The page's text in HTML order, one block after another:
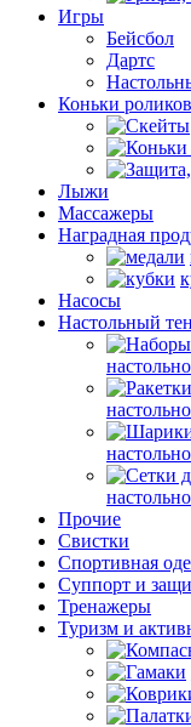
Игры
Бейсбол
Дартс
Коньки
Лыжи
Массажеры
Наградная
Насосы
Настольный
Прочие
Свистки
Спортивная
Суппорт и
Тренажеры
Туризм и